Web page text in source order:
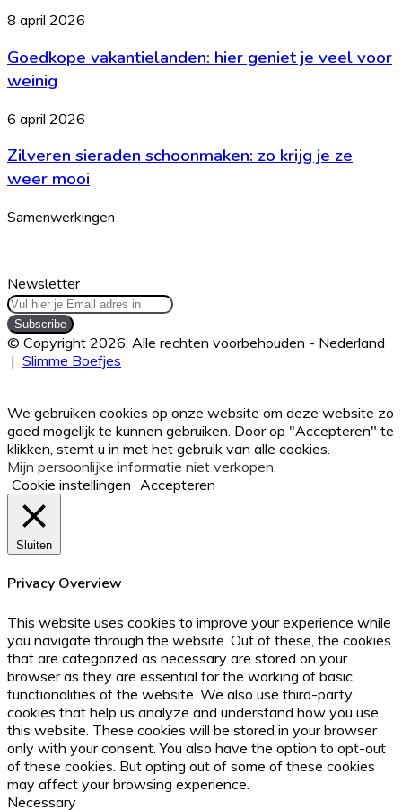
en
hoe
begin
je
ermee?
Goedkope
hier
geniet
je
voor
weinig
8 april 2026
Goedkope vakantielanden: hier geniet je veel voor
weinig
Zilveren
schoonmaken:
krijg
ze
6 april 2026
Zilveren sieraden schoonmaken: zo krijg je ze
weer mooi
Samenwerkingen
Newsletter
Vul
hier
je
Email
adres
© Copyright 2026, Alle rechten voorbehouden - Nederland
| Slimme Boefjes
top
button
We gebruiken cookies op onze website om deze website zo
goed mogelijk te kunnen gebruiken. Door op "Accepteren" te
klikken, stemt u in met het gebruik van alle cookies.
Mijn persoonlijke informatie niet verkopen.
Cookie instellingen Accepteren
Sluiten
Privacy Overview
This website uses cookies to improve your experience while
you navigate through the website. Out of these, the cookies
that are categorized as necessary are stored on your
browser as they are essential for the working of basic
functionalities of the website. We also use third-party
cookies that help us analyze and understand how you use
this website. These cookies will be stored in your browser
only with your consent. You also have the option to opt-out
of these cookies. But opting out of some of these cookies
may affect your browsing experience.
Necessary